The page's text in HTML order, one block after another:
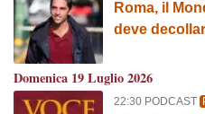
Roma, il
deve
Domenica 19 Luglio 2026
22:30 PODCAST